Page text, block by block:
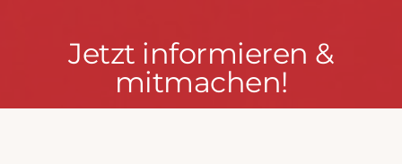
Jetzt
informieren
&
Jetzt informieren &
mitmachen!